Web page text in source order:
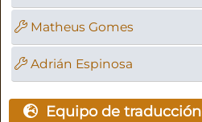
Matheus Gomes
Adrián Espinosa
Equipo de traducción